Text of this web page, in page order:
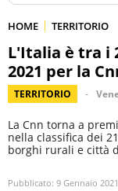
HOME TERRITORIO
L'Italia è tra i
2021 per la
TERRITORIO
La Cnn torna a
nella classifica dei
borghi rurali e città
Pubblicato: 9 Gennaio 2021